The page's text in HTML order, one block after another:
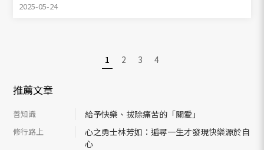
2025-05-24
1 2 3 4
推薦文章
善知識 給予快樂、拔除痛苦的「關愛」
修行路上
心之勇士林芳如：遍尋一生才發現快樂源於自
心